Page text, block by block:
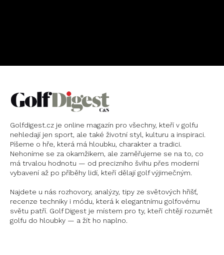
Golfdigest.cz je online magazín pro všechny, kteří v golfu
nehledají jen sport, ale také životní styl, kulturu a inspiraci.
Píšeme o hře, která má hloubku, charakter a tradici.
Nehoníme se za okamžikem, ale zaměřujeme se na to, co
má trvalou hodnotu — od precizního švihu přes moderní
vybavení až po příběhy lidí, kteří dělají golf výjimečným.
Najdete u nás rozhovory, analýzy, tipy ze světových hřišť,
recenze techniky i módu, která k elegantnímu golfovému
světu patří. Golf Digest je místem pro ty, kteří chtějí rozumět
golfu do hloubky — a žít ho naplno.